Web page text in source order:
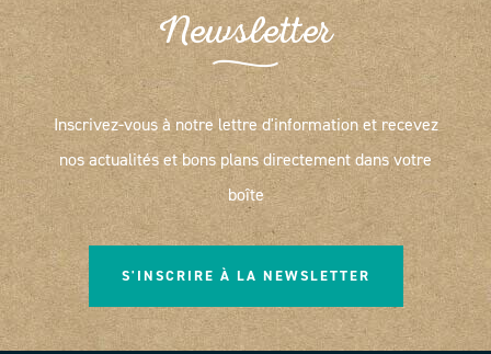
Newsletter
Inscrivez-vous à notre lettre d'information et recevez
nos actualités et bons plans directement dans votre
boîte
S'INSCRIRE À LA NEWSLETTER